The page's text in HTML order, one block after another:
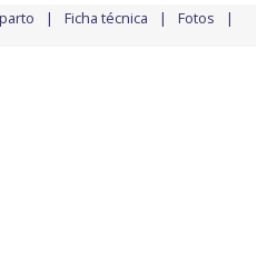
Ficha técnica Fotos